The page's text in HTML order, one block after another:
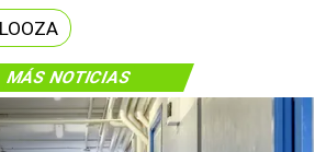
MÁS NOTICIAS